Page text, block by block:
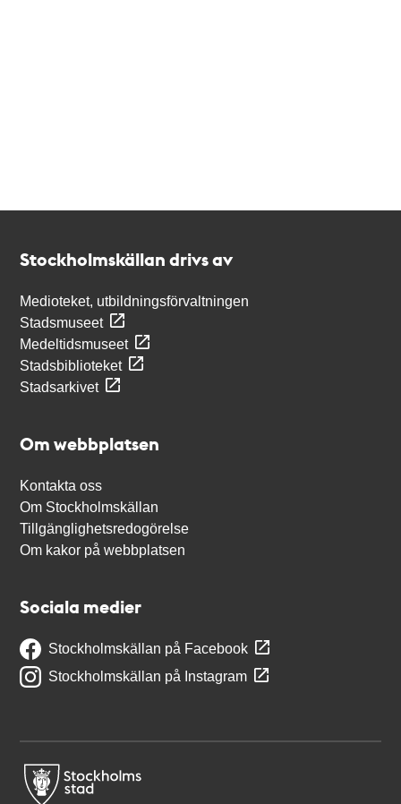
Stockholmskällan drivs av
Medioteket, utbildningsförvaltningen
Stadsmuseet
Medeltidsmuseet
Stadsbiblioteket
Stadsarkivet
Om webbplatsen
Kontakta oss
Om Stockholmskällan
Tillgänglighetsredogörelse
Om kakor på webbplatsen
Sociala medier
Stockholmskällan på Facebook
Stockholmskällan på Instagram